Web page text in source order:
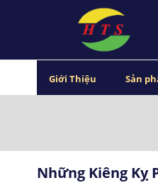
Giới Thiệu Sản
Những Kiêng Kỵ